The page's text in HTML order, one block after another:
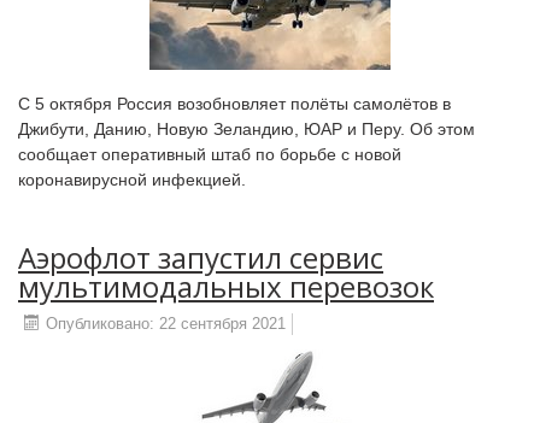
С 5 октября Россия возобновляет полёты самолётов в
Джибути, Данию, Новую Зеландию, ЮАР и Перу. Об этом
сообщает оперативный штаб по борьбе с новой
коронавирусной инфекцией.
Аэрофлот запустил сервис
мультимодальных перевозок
Опубликовано: 22 сентября 2021